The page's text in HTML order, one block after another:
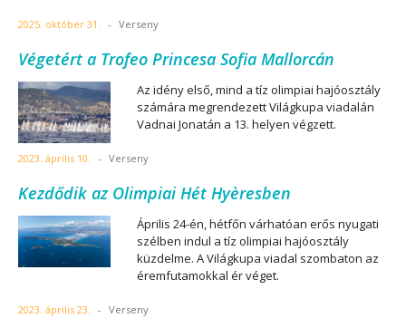
2025. október 31. - Verseny
Végetért a Trofeo Princesa Sofia Mallorcán
Az idény első, mind a tíz olimpiai hajóosztály
számára megrendezett Világkupa viadalán
Vadnai Jonatán a 13. helyen végzett.
2023. április 10. - Verseny
Kezdődik az Olimpiai Hét Hyèresben
Április 24-én, hétfőn várhatóan erős nyugati
szélben indul a tíz olimpiai hajóosztály
küzdelme. A Világkupa viadal szombaton az
éremfutamokkal ér véget.
2023. április 23. - Verseny